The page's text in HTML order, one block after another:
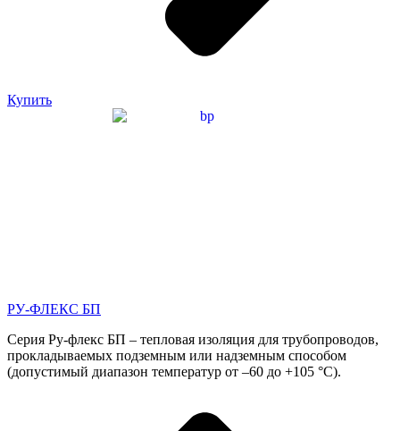
Купить
РУ-ФЛЕКС БП
Серия Ру-флекс БП – тепловая изоляция для трубопроводов,
прокладываемых подземным или надземным способом
(допустимый диапазон температур от –60 до +105 °С).